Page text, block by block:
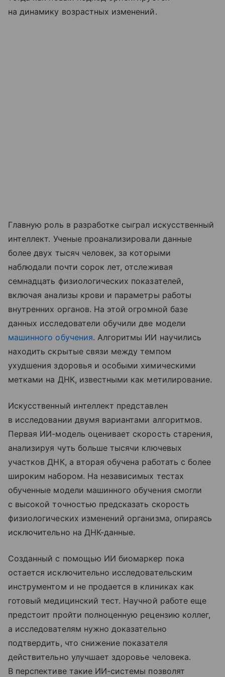
на динамику возрастных изменений.
Главную роль в разработке сыграл искусственный
интеллект. Ученые проанализировали данные
более двух тысяч человек, за которыми
наблюдали почти сорок лет, отслеживая
семнадцать физиологических показателей,
включая анализы крови и параметры работы
внутренних органов. На этой огромной базе
данных исследователи обучили две модели
машинного обучения. Алгоритмы ИИ научились
находить скрытые связи между темпом
ухудшения здоровья и особыми химическими
метками на ДНК, известными как метилирование.
Искусственный интеллект представлен
в исследовании двумя вариантами алгоритмов.
Первая ИИ-модель оценивает скорость старения,
анализируя чуть больше тысячи ключевых
участков ДНК, а вторая обучена работать с более
широким набором. На независимых тестах
обученные модели машинного обучения смогли
с высокой точностью предсказать скорость
физиологических изменений организма, опираясь
исключительно на ДНК-данные.
Созданный с помощью ИИ биомаркер пока
остается исключительно исследовательским
инструментом и не продается в клиниках как
готовый медицинский тест. Научной работе еще
предстоит пройти полноценную рецензию коллег,
а исследователям нужно доказательно
подтвердить, что снижение показателя
действительно улучшает здоровье человека.
В перспективе такие ИИ-системы позволят